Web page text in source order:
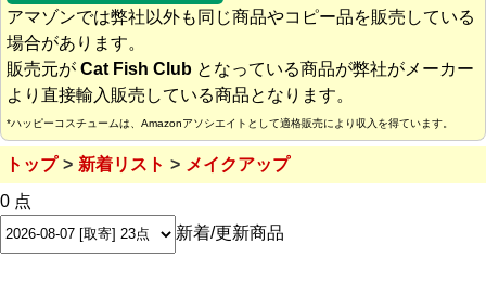
アマゾンでは弊社以外も同じ商品やコピー品を販売している
場合があります。
販売元が Cat Fish Club となっている商品が弊社がメーカー
より直接輸入販売している商品となります。
*ハッピーコスチュームは、Amazonアソシエイトとして適格販売により収入を得ています。
トップ 新着リスト
メイクアップ
0 点
新着/更新商品